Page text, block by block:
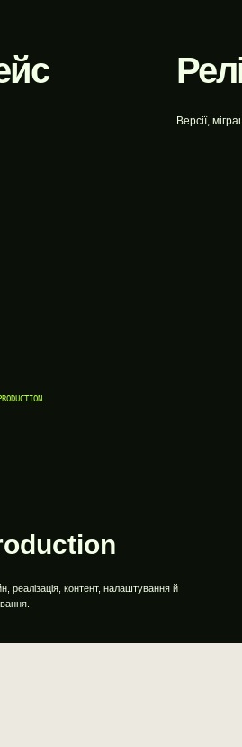
Версії,
реалізація, контент, налаштування й